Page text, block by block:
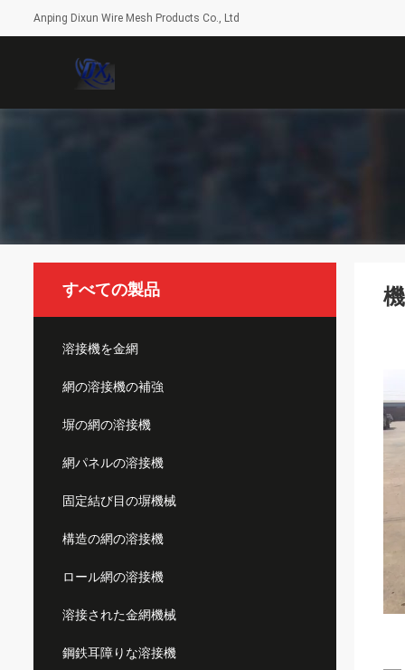
Anping Dixun Wire Mesh Products Co., Ltd
すべての製品
溶接機を金網
網の溶接機の補強
塀の網の溶接機
網パネルの溶接機
固定結び目の塀機械
構造の網の溶接機
ロール網の溶接機
溶接された金網機械
鋼鉄耳障りな溶接機